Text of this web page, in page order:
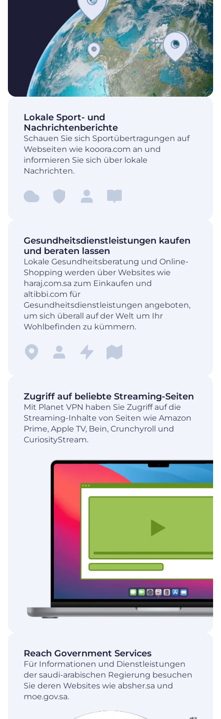
Lokale Sport- und
Nachrichtenberichte
Schauen Sie sich Sportübertragungen auf
Webseiten wie kooora.com an und
informieren Sie sich über lokale
Nachrichten.
Gesundheitsdienstleistungen kaufen
und beraten lassen
Lokale Gesundheitsberatung und Online-
Shopping werden über Websites wie
haraj.com.sa zum Einkaufen und
altibbi.com für
Gesundheitsdienstleistungen angeboten,
um sich überall auf der Welt um Ihr
Wohlbefinden zu kümmern.
Zugriff auf beliebte Streaming-Seiten
Mit Planet VPN haben Sie Zugriff auf die
Streaming-Inhalte von Seiten wie Amazon
Prime, Apple TV, Bein, Crunchyroll und
CuriosityStream.
Reach Government Services
Für Informationen und Dienstleistungen
der saudi-arabischen Regierung besuchen
Sie deren Websites wie absher.sa und
moe.gov.sa.